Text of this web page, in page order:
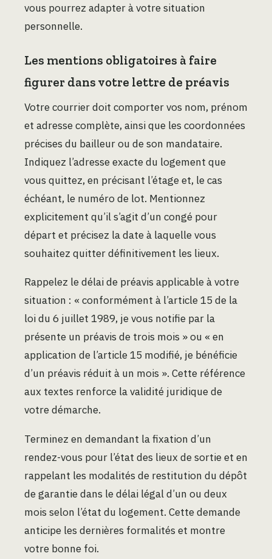
vous pourrez adapter à votre situation
personnelle.
Les mentions obligatoires à faire
figurer dans votre lettre de préavis
Votre courrier doit comporter vos nom, prénom
et adresse complète, ainsi que les coordonnées
précises du bailleur ou de son mandataire.
Indiquez l’adresse exacte du logement que
vous quittez, en précisant l’étage et, le cas
échéant, le numéro de lot. Mentionnez
explicitement qu’il s’agit d’un congé pour
départ et précisez la date à laquelle vous
souhaitez quitter définitivement les lieux.
Rappelez le délai de préavis applicable à votre
situation : « conformément à l’article 15 de la
loi du 6 juillet 1989, je vous notifie par la
présente un préavis de trois mois » ou « en
application de l’article 15 modifié, je bénéficie
d’un préavis réduit à un mois ». Cette référence
aux textes renforce la validité juridique de
votre démarche.
Terminez en demandant la fixation d’un
rendez-vous pour l’état des lieux de sortie et en
rappelant les modalités de restitution du dépôt
de garantie dans le délai légal d’un ou deux
mois selon l’état du logement. Cette demande
anticipe les dernières formalités et montre
votre bonne foi.